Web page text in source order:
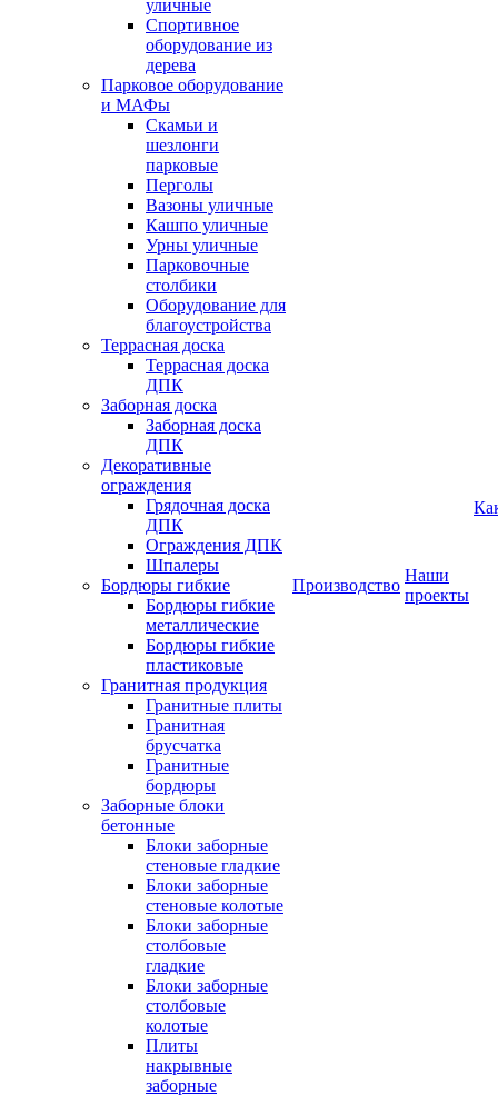
уличные
Спортивное
оборудование из
дерева
Парковое оборудование
и МАФы
Скамьи и
шезлонги
парковые
Перголы
Вазоны уличные
Кашпо уличные
Урны уличные
Парковочные
столбики
Оборудование для
благоустройства
Террасная доска
Террасная доска
ДПК
Заборная доска
Заборная доска
ДПК
Декоративные
ограждения
Грядочная доска
ДПК
Ограждения ДПК
Шпалеры
Бордюры гибкие
Бордюры гибкие
металлические
Бордюры гибкие
пластиковые
Гранитная продукция
Гранитные плиты
Гранитная
брусчатка
Гранитные
бордюры
Заборные блоки
бетонные
Блоки заборные
стеновые гладкие
Блоки заборные
стеновые колотые
Блоки заборные
столбовые
гладкие
Блоки заборные
столбовые
колотые
Плиты
накрывные
заборные
Производство
Наши
проекты